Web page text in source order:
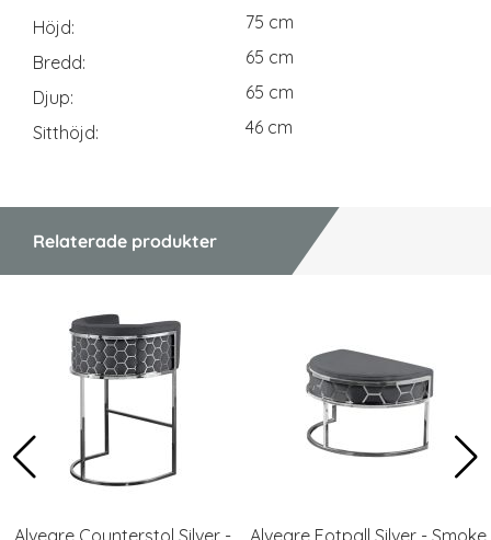
Höjd
75 cm
Bredd
65 cm
Djup
65 cm
Sitthöjd
46 cm
Relaterade produkter